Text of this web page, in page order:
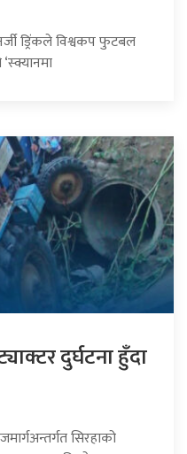
ड्रिंकले विश्वकप फुटबल
दुर्घटना हुँदा
सिरहाको